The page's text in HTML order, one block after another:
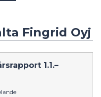
Fingrid Oyj
1.1.–